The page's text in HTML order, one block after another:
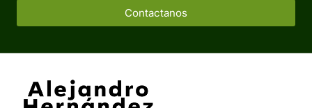
Contactanos